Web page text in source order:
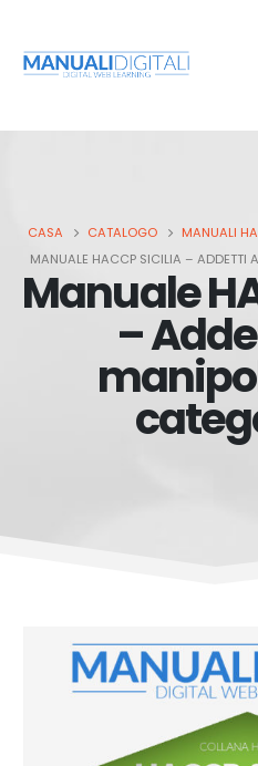
CASA CATALOGO MANUALI
MANUALE HACCP SICILIA – ADDETTI
Manuale
–